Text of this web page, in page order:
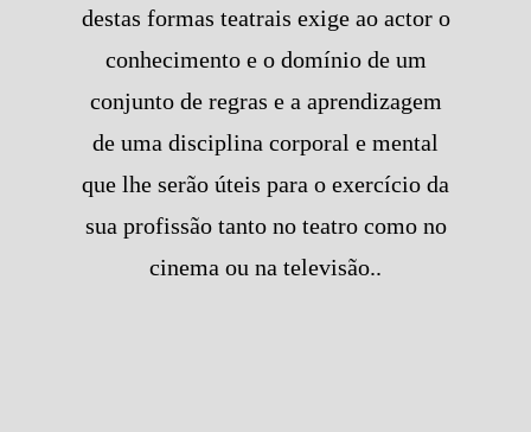
destas formas teatrais exige ao actor o
conhecimento e o domínio de um
conjunto de regras e a aprendizagem
de uma disciplina corporal e mental
que lhe serão úteis para o exercício da
sua profissão tanto no teatro como no
cinema ou na televisão..